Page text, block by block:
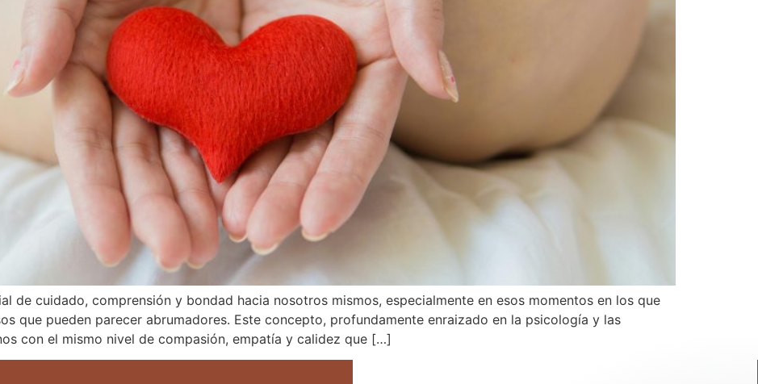
de cuidado, comprensión y bondad hacia nosotros mismos, especialmente en esos momentos en los que
que pueden parecer abrumadores. Este concepto, profundamente enraizado en la psicología y las
con el mismo nivel de compasión, empatía y calidez que […]